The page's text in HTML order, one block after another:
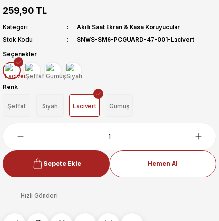
259,90 TL
Kategori
Akıllı Saat Ekran & Kasa Koruyucular
Stok Kodu
SNWS-SM6-PCGUARD-47-001-Lacivert
Seçenekler
Renk
Şeffaf Siyah Lacivert Gümüş
Sepete Ekle Hemen Al
Hızlı Gönderi